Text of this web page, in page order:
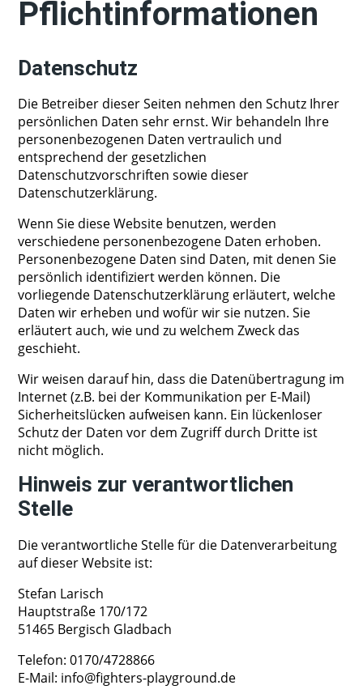
Pflichtinformationen
Datenschutz
Die Betreiber dieser Seiten nehmen den Schutz Ihrer
persönlichen Daten sehr ernst. Wir behandeln Ihre
personenbezogenen Daten vertraulich und
entsprechend der gesetzlichen
Datenschutzvorschriften sowie dieser
Datenschutzerklärung.
Wenn Sie diese Website benutzen, werden
verschiedene personenbezogene Daten erhoben.
Personenbezogene Daten sind Daten, mit denen Sie
persönlich identifiziert werden können. Die
vorliegende Datenschutzerklärung erläutert, welche
Daten wir erheben und wofür wir sie nutzen. Sie
erläutert auch, wie und zu welchem Zweck das
geschieht.
Wir weisen darauf hin, dass die Datenübertragung im
Internet (z.B. bei der Kommunikation per E-Mail)
Sicherheitslücken aufweisen kann. Ein lückenloser
Schutz der Daten vor dem Zugriff durch Dritte ist
nicht möglich.
Hinweis zur verantwortlichen
Stelle
Die verantwortliche Stelle für die Datenverarbeitung
auf dieser Website ist:
Stefan Larisch
Hauptstraße 170/172
51465 Bergisch Gladbach
Telefon: 0170/4728866
E-Mail: info@fighters-playground.de